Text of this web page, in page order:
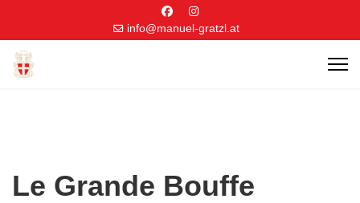
info@manuel-gratzl.at
Le Grande Bouffe